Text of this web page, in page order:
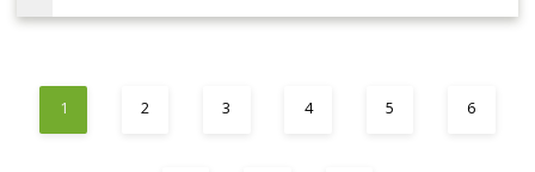
1 2 3 4 5 6